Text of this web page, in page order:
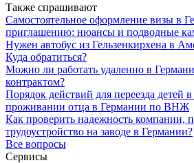
Также спрашивают
Самостоятельное оформление визы в
приглашению: нюансы и подводные
Нужен автобус из Гельзенкирхена в
Куда обратиться?
Можно ли работать удаленно в
контрактом?
Порядок действий для переезда детей
проживании отца в Германии по ВНЖ
Как проверить надежность компании,
трудоустройство на заводе в Германии?
Все вопросы
Сервисы